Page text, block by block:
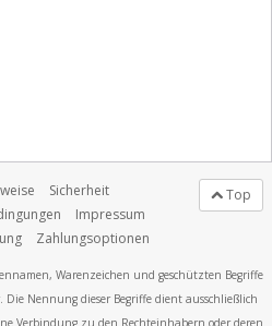
Top
Sicherheit
Impressum
Zahlungsoptionen
Warenzeichen und geschützten Begriffe
Nennung dieser Begriffe dient ausschließlich
Verbindung zu den Rechteinhabern oder deren